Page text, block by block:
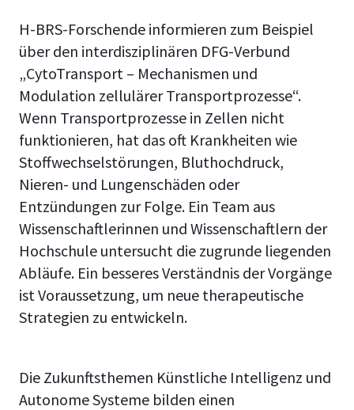
H-BRS-Forschende informieren zum Beispiel
über den interdisziplinären DFG-Verbund
„CytoTransport – Mechanismen und
Modulation zellulärer Transportprozesse“.
Wenn Transportprozesse in Zellen nicht
funktionieren, hat das oft Krankheiten wie
Stoffwechselstörungen, Bluthochdruck,
Nieren- und Lungenschäden oder
Entzündungen zur Folge. Ein Team aus
Wissenschaftlerinnen und Wissenschaftlern der
Hochschule untersucht die zugrunde liegenden
Abläufe. Ein besseres Verständnis der Vorgänge
ist Voraussetzung, um neue therapeutische
Strategien zu entwickeln.
Die Zukunftsthemen Künstliche Intelligenz und
Autonome Systeme bilden einen